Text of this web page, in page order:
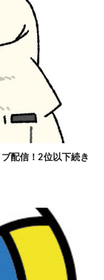
配信！2位以下続き